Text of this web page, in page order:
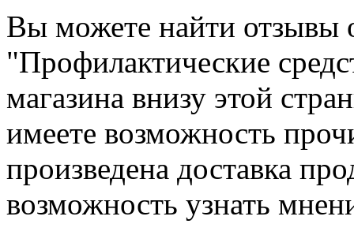
Вы можете найти отзывы
"Профилактические
магазина внизу этой
имеете возможность
произведена доставка
возможность узнать